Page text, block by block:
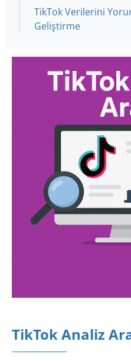
TikTok Verilerini
Geliştirme
TikTok Analiz